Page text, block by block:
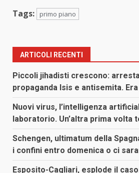
Tags: primo piano
ARTICOLI RECENTI
Piccoli jihadisti crescono:
propaganda Isis e antisemita.
Nuovi virus, l’intelligenza
laboratorio. Un’altra prima volta
Schengen, ultimatum della
i confini entro domenica o ci
Esposito-Cagliari, esplode il